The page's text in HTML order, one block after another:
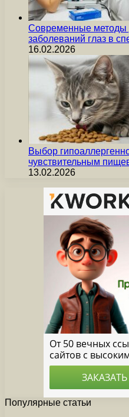
Современные методы
заболеваний глаз в
16.02.2026
Выбор
чувствительным
13.02.2026
Популярные статьи